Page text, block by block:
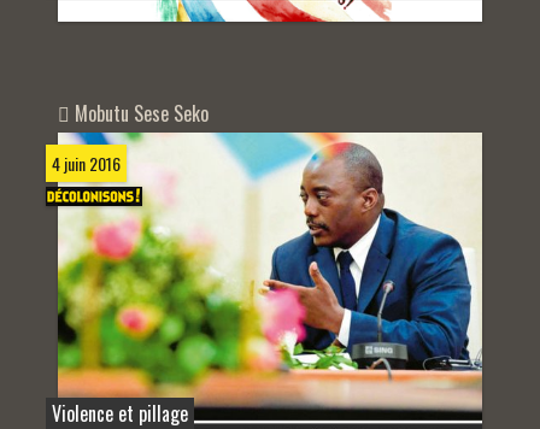
Mobutu Sese Seko
4 juin 2016
Violence et pillage